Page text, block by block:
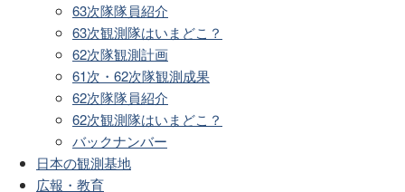
63次隊隊員紹介
63次観測隊はいまどこ？
62次隊観測計画
61次・62次隊観測成果
62次隊隊員紹介
62次観測隊はいまどこ？
バックナンバー
日本の観測基地
広報・教育